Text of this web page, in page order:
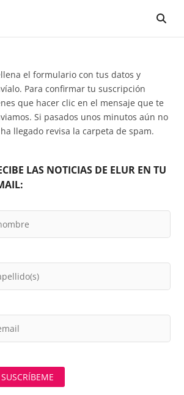
el formulario con tus datos y
Para confirmar tu suscripción
que hacer clic en el mensaje que te
Si pasados unos minutos aún no
llegado revisa la carpeta de spam.
LAS NOTICIAS DE ELUR EN TU